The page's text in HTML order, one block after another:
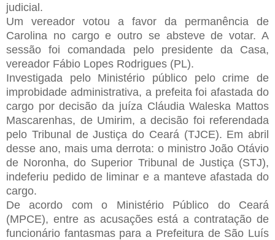
judicial.
Um vereador votou a favor da permanência de
Carolina no cargo e outro se absteve de votar. A
sessão foi comandada pelo presidente da Casa,
vereador Fábio Lopes Rodrigues (PL).
Investigada pelo Ministério público pelo crime de
improbidade administrativa, a prefeita foi afastada do
cargo por decisão da juíza Cláudia Waleska Mattos
Mascarenhas, de Umirim, a decisão foi referendada
pelo Tribunal de Justiça do Ceará (TJCE). Em abril
desse ano, mais uma derrota: o ministro João Otávio
de Noronha, do Superior Tribunal de Justiça (STJ),
indeferiu pedido de liminar e a manteve afastada do
cargo.
De acordo com o Ministério Público do Ceará
(MPCE), entre as acusações está a contratação de
funcionário fantasmas para a Prefeitura de São Luís